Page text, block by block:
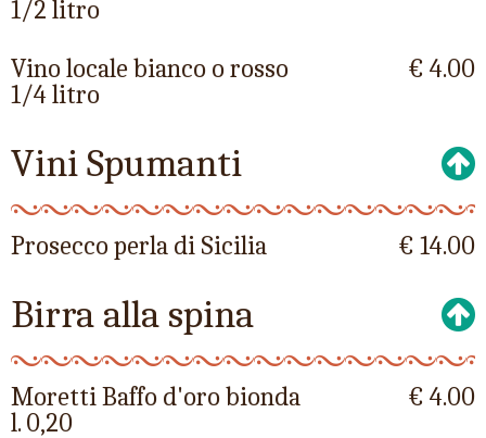
1/2 litro
Vino locale bianco o rosso
1/4 litro
€ 4.00
Vini Spumanti
Prosecco perla di Sicilia € 14.00
Birra alla spina
Moretti Baffo d'oro bionda
l. 0,20
€ 4.00